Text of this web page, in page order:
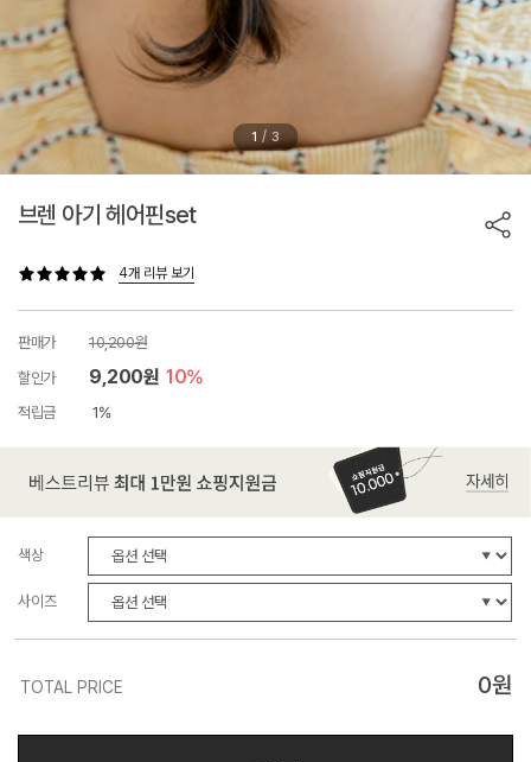
1 / 3
브렌 아기 헤어핀set
4개 리뷰 보기
판매가
10,200원
할인가
9,200원 10%
적립금 1%
색상
사이즈
TOTAL PRICE 0원